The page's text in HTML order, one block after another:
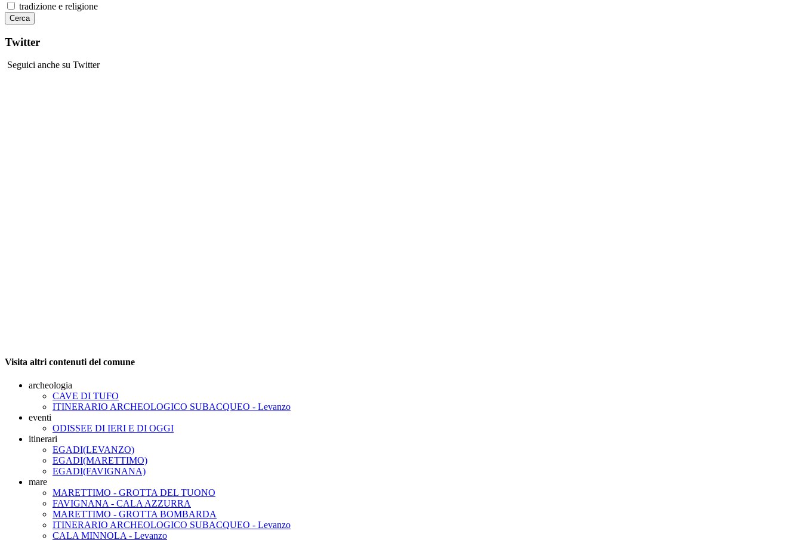
tradizione e religione
Twitter
Seguici anche su Twitter
Visita altri contenuti del comune
archeologia
CAVE DI TUFO
ITINERARIO ARCHEOLOGICO SUBACQUEO - Levanzo
eventi
ODISSEE DI IERI E DI OGGI
itinerari
EGADI(LEVANZO)
EGADI(MARETTIMO)
EGADI(FAVIGNANA)
mare
MARETTIMO - GROTTA DEL TUONO
FAVIGNANA - CALA AZZURRA
MARETTIMO - GROTTA BOMBARDA
ITINERARIO ARCHEOLOGICO SUBACQUEO - Levanzo
CALA MINNOLA - Levanzo